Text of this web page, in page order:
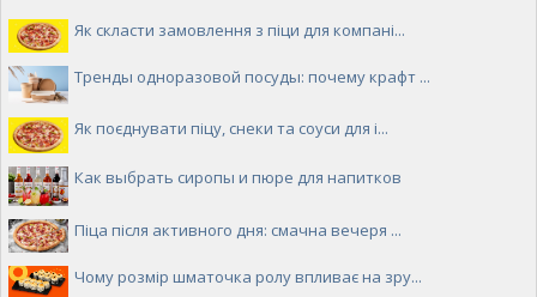
Як скласти замовлення з піци для компані...
Тренды одноразовой посуды: почему крафт ...
Як поєднувати піцу, снеки та соуси для і...
Как выбрать сиропы и пюре для напитков
Піца після активного дня: смачна вечеря ...
Чому розмір шматочка ролу впливає на зру...